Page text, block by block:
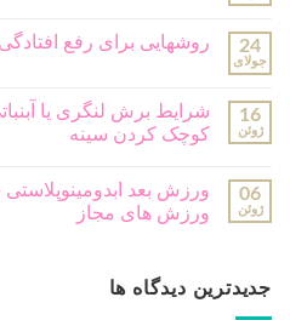
24
جولای
روشهایی برای رفع
16
ژوئن
شرایط برش لنگری یا
کوچک کردن سینه
06
ژوئن
ورزش بعد
ورزش های مجاز
جدیدترین دیدگاه ها